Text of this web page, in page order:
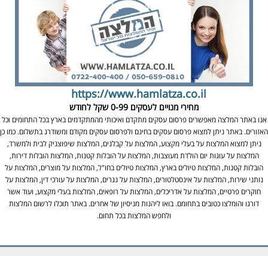
https://www.hamlatza.co.il
מחירי מנויים לעסקים 0-99 שקל לחודש
אנו באתר המלצה מאפשרים פרסום עסקים מתקדם ואיכותי מהמתקדמים בארץ בכל התחומים וכל
האזורים. באתר ניתן למצוא פרסום עסקים בחינם ולפרסום עסקים מקודם ומשודרג בתשלום. כמו כן
ניתן למצוא המלצות על בעלי מקצוע, המלצות על קבלנים, המלצות שיפוצניק לבית ולמשרד,
המלצות על עוגות יום הולדת מעוצבות, המלצות על הובלות קטנות, המלצות הובלות דירות,
הובלות קטנות, המלצות טיולים בארץ, המלצות טיולים בחו"ל, המלצות על מוצרים, המלצות על
נותני שירות, המלצות על אינסטלטורים, המלצות על נגרים, המלצות על עורכי דין, המלצות על
חוקרים פרטיים, המלצות על אדריכלים, המלצות על רופאים, המלצות בעלי מקצוע, ועוד אשר
דורגו והומלצו כטובים בתחומם. בואו ליהנות מניסיון של אחרים. באתר תוכלו לרשום המלצות
ולחפש המלצות בכל תחום.